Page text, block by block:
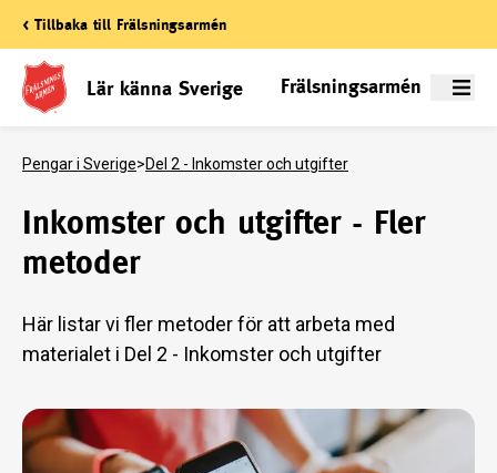
< Tillbaka till Frälsningsarmén
Lär känna Sverige Frälsningsarmén Meny
Pengar i Sverige>Del 2 - Inkomster och utgifter
Inkomster och utgifter - Fler
metoder
Här listar vi fler metoder för att arbeta med
materialet i Del 2 - Inkomster och utgifter